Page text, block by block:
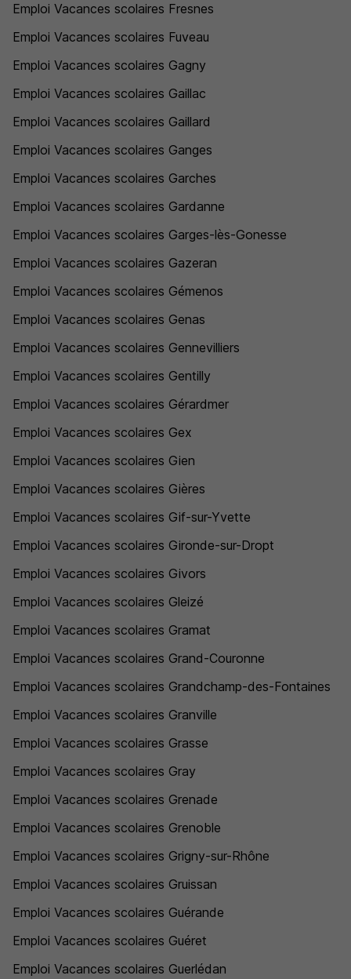
Emploi Vacances scolaires Fresnes
Emploi Vacances scolaires Fuveau
Emploi Vacances scolaires Gagny
Emploi Vacances scolaires Gaillac
Emploi Vacances scolaires Gaillard
Emploi Vacances scolaires Ganges
Emploi Vacances scolaires Garches
Emploi Vacances scolaires Gardanne
Emploi Vacances scolaires Garges-lès-Gonesse
Emploi Vacances scolaires Gazeran
Emploi Vacances scolaires Gémenos
Emploi Vacances scolaires Genas
Emploi Vacances scolaires Gennevilliers
Emploi Vacances scolaires Gentilly
Emploi Vacances scolaires Gérardmer
Emploi Vacances scolaires Gex
Emploi Vacances scolaires Gien
Emploi Vacances scolaires Gières
Emploi Vacances scolaires Gif-sur-Yvette
Emploi Vacances scolaires Gironde-sur-Dropt
Emploi Vacances scolaires Givors
Emploi Vacances scolaires Gleizé
Emploi Vacances scolaires Gramat
Emploi Vacances scolaires Grand-Couronne
Emploi Vacances scolaires Grandchamp-des-Fontaines
Emploi Vacances scolaires Granville
Emploi Vacances scolaires Grasse
Emploi Vacances scolaires Gray
Emploi Vacances scolaires Grenade
Emploi Vacances scolaires Grenoble
Emploi Vacances scolaires Grigny-sur-Rhône
Emploi Vacances scolaires Gruissan
Emploi Vacances scolaires Guérande
Emploi Vacances scolaires Guéret
Emploi Vacances scolaires Guerlédan